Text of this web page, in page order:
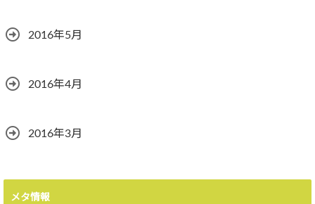
2016年5月
2016年4月
2016年3月
メタ情報